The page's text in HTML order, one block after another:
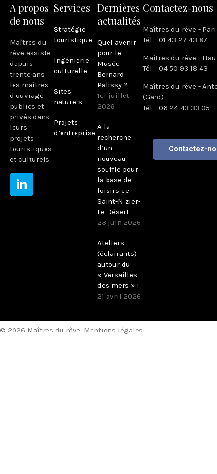
A propos
de nous
Maîtres du
rêve assiste
depuis
trente ans
les maîtres
d’ouvrage
publics et
privés dans
leurs
projets
touristiques
et culturels.
Services
Stratégie
touristique
Ingénierie
culturelle
Sites
naturels
Projets
d’entreprise
Dernières
actualités
Quel avenir
pour le
Musée
Bernard
Palissy ?
1er juillet
2026
A la
recherche
d’un
nouveau
souffle pour
la base de
loisirs de
Saint-Nizier-
Le-Désert
23 juin 2026
Ateliers
(éclairants)
autour du
« Versailles
des mers » !
21 avril 2026
Contactez-nous
Maîtres du rêve -
Tél. : 01 43 27 43 87
Maîtres du rêve -
Tél. : 04 50 93 18 43
Maîtres du rêve -
(Gard)
Tél. : 06 24 43 33 05
Contactez-
© 2026 Maîtres du rêve. Mentions légales.